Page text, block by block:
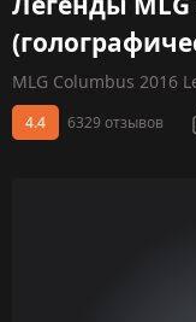
MLG Columbus 2016
4.4 6329 отзывов